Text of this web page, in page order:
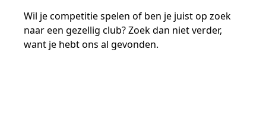
Wil je competitie spelen of ben je juist op zoek
naar een gezellig club? Zoek dan niet verder,
want je hebt ons al gevonden.